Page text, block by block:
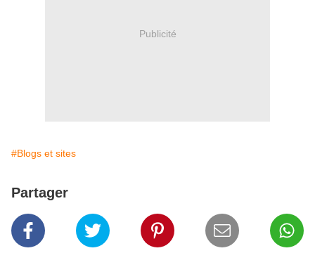
Publicité
#Blogs et sites
Partager